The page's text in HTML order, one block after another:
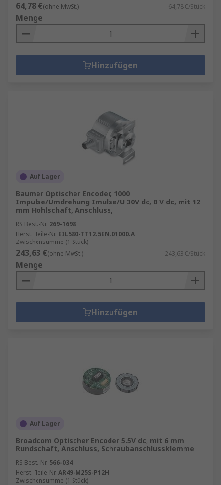
64,78 €(ohne MwSt.) 64,78 €/Stück
Menge
Hinzufügen
Auf Lager
Baumer Optischer Encoder, 1000
Impulse/Umdrehung Imulse/U 30V dc, 8 V dc, mit 12
mm Hohlschaft, Anschluss,
RS Best.-Nr. 269-1698
Herst. Teile-Nr. EIL580-TT12.5EN.01000.A
Zwischensumme (1 Stück)
243,63 €(ohne MwSt.) 243,63 €/Stück
Menge
Hinzufügen
Auf Lager
Broadcom Optischer Encoder 5.5V dc, mit 6 mm
Rundschaft, Anschluss, Schraubanschlussklemme
RS Best.-Nr. 566-034
Herst. Teile-Nr. AR49-M25S-P12H
Zwischensumme (1 Stück)